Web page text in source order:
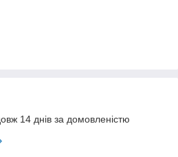
14 днів за домовленістю